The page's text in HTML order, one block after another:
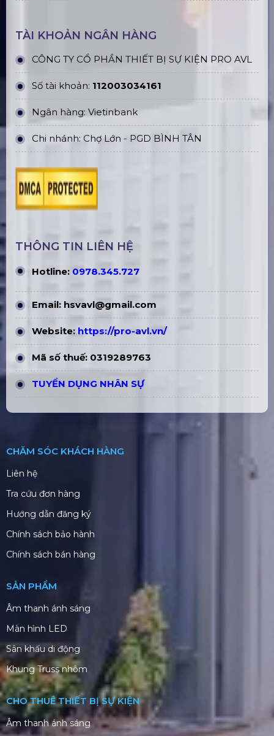
TÀI KHOẢN NGÂN HÀNG
CÔNG TY CỔ PHẦN THIẾT BỊ SỰ KIỆN PRO AVL
Số tài khoản: 112003034161
Ngân hàng: Vietinbank
Chi nhánh: Chợ Lớn - PGD BÌNH TÂN
THÔNG TIN LIÊN HỆ
Hotline: 0978.345.727
Email: hsvavl@gmail.com
Website: https://pro-avl.vn/
Mã số thuế: 0319289763
TUYỂN DỤNG NHÂN SỰ
CHĂM SÓC KHÁCH HÀNG
Liên hệ
Tra cứu đơn hàng
Hướng dẫn đăng ký
Chính sách bảo hành
Chính sách bán hàng
SẢN PHẨM
Âm thanh ánh sáng
Màn hình LED
Sân khấu di động
Khung Truss nhôm
CHO THUÊ THIẾT BỊ SỰ KIỆN
Âm thanh ánh sáng